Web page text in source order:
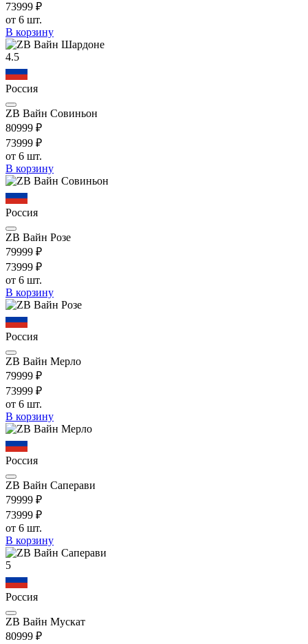
73999 ₽
от 6 шт.
В корзину
4.5
Россия
ZB Вайн Совиньон
80999 ₽
73999 ₽
от 6 шт.
В корзину
Россия
ZB Вайн Розе
79999 ₽
73999 ₽
от 6 шт.
В корзину
Россия
ZB Вайн Мерло
79999 ₽
73999 ₽
от 6 шт.
В корзину
Россия
ZB Вайн Саперави
79999 ₽
73999 ₽
от 6 шт.
В корзину
5
Россия
ZB Вайн Мускат
80999 ₽